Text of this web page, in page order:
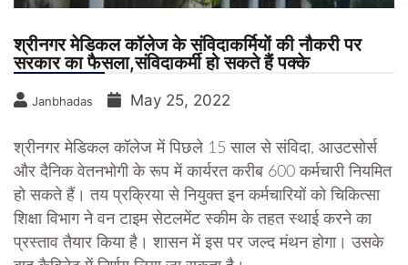
श्रीनगर मेडिकल कॉलेज के संविदाकर्मियों की नौकरी पर
सरकार का फैसला,संविदाकर्मी हो सकते हैं पक्के
Janbhadas May 25, 2022
श्रीनगर मेडिकल कॉलेज में पिछले 15 साल से संविदा, आउटसोर्स
और दैनिक वेतनभोगी के रूप में कार्यरत करीब 600 कर्मचारी नियमित
हो सकते हैं। तय प्रक्रिया से नियुक्त इन कर्मचारियों को चिकित्सा
शिक्षा विभाग ने वन टाइम सेटलमेंट स्कीम के तहत स्थाई करने का
प्रस्ताव तैयार किया है। शासन में इस पर जल्द मंथन होगा। उसके